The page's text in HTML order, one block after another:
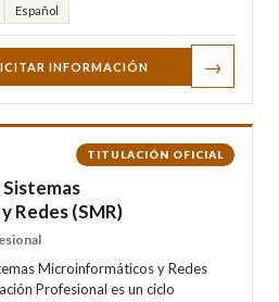
Español
INFORMACIÓN →
TITULACIÓN OFICIAL
Redes (SMR)
Microinformáticos y Redes
Profesional es un ciclo